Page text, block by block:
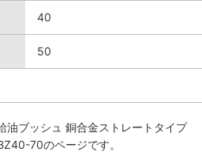
40
50
油ブッシュ 銅合金ストレートタイプ
70のページです。